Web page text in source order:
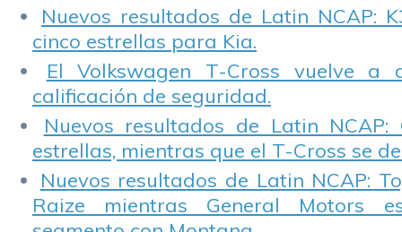
Nuevos resultados de Latin NCAP:
cinco estrellas para Kia.
El Volkswagen T-Cross vuelve a
calificación de seguridad.
Nuevos resultados de Latin NCAP:
estrellas, mientras que el T-Cross se
Nuevos resultados de Latin NCAP:
Raize mientras General Motors